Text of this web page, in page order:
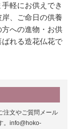
軽にお供えでき
、ご命日の供養
への進物・お供
れる造花仏花で
注文やご質問メール
。info@hoko-